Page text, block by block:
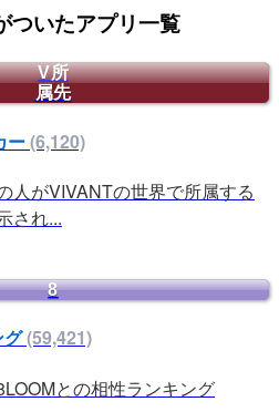
ついたアプリ一覧
V所
属先
ー(6,120)
人がVIVANTの世界で所属する
され...
8
グ(59,421)
との相性ランキング